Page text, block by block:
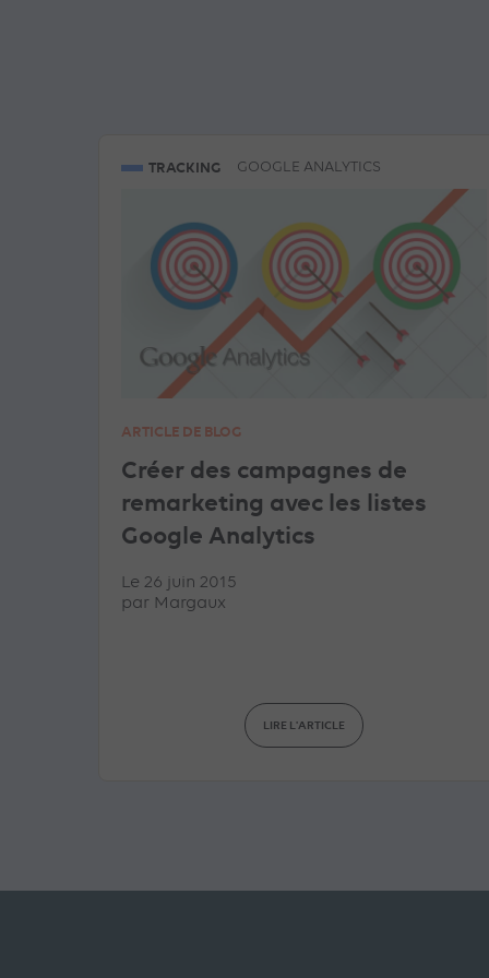
TRACKING GOOGLE ANALYTICS
ARTICLE DE BLOG
Créer des campagnes de
remarketing avec les listes
Google Analytics
Le 26 juin 2015
par Margaux
LIRE L'ARTICLE